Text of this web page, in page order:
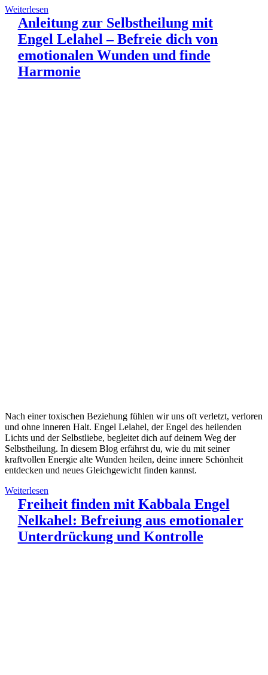
Weiterlesen
Anleitung zur Selbstheilung mit
Engel Lelahel – Befreie dich von
emotionalen Wunden und finde
Harmonie
Nach einer toxischen Beziehung fühlen wir uns oft verletzt, verloren
und ohne inneren Halt. Engel Lelahel, der Engel des heilenden
Lichts und der Selbstliebe, begleitet dich auf deinem Weg der
Selbstheilung. In diesem Blog erfährst du, wie du mit seiner
kraftvollen Energie alte Wunden heilen, deine innere Schönheit
entdecken und neues Gleichgewicht finden kannst.
Weiterlesen
Freiheit finden mit Kabbala Engel
Nelkahel: Befreiung aus emotionaler
Unterdrückung und Kontrolle